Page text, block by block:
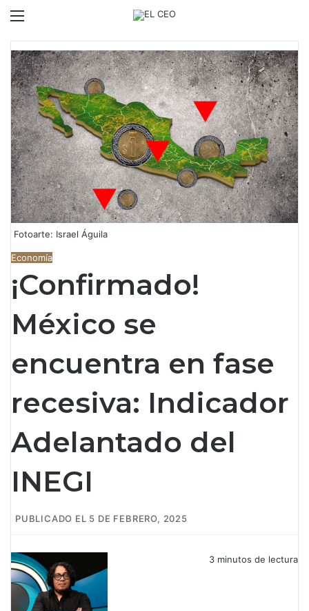
Fotoarte: Israel Águila
Economía
¡Confirmado!
México se
encuentra en fase
recesiva: Indicador
Adelantado del
INEGI
PUBLICADO EL 5 DE FEBRERO, 2025
3 minutos de lectura